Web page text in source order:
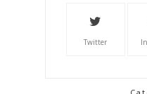
Twitter